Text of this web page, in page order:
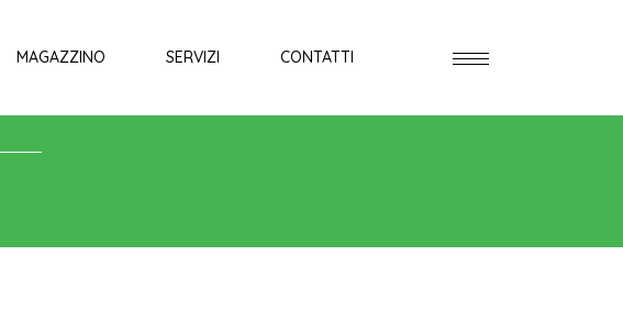
MAGAZZINO SERVIZI CONTATTI